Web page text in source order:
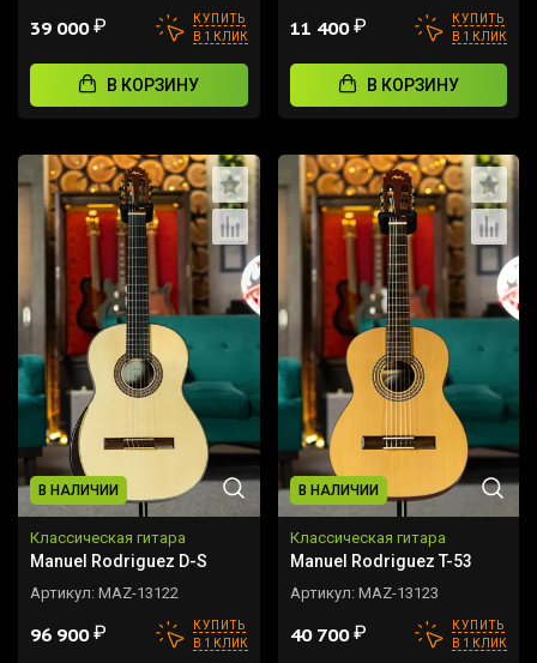
39 000₽
КУПИТЬ
В 1 КЛИК
В КОРЗИНУ
11 400₽
КУПИТЬ
В 1 КЛИК
В КОРЗИНУ
В НАЛИЧИИ
Классическая гитара
Manuel Rodriguez D-S
Артикул: MAZ-13122
96 900₽
КУПИТЬ
В 1 КЛИК
В НАЛИЧИИ
Классическая гитара
Manuel Rodriguez T-53
Артикул: MAZ-13123
40 700₽
КУПИТЬ
В 1 КЛИК